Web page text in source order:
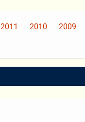
2011 2010 2009